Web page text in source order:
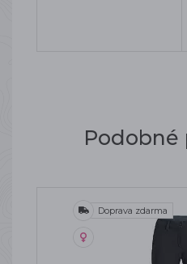
Doprava zdarma